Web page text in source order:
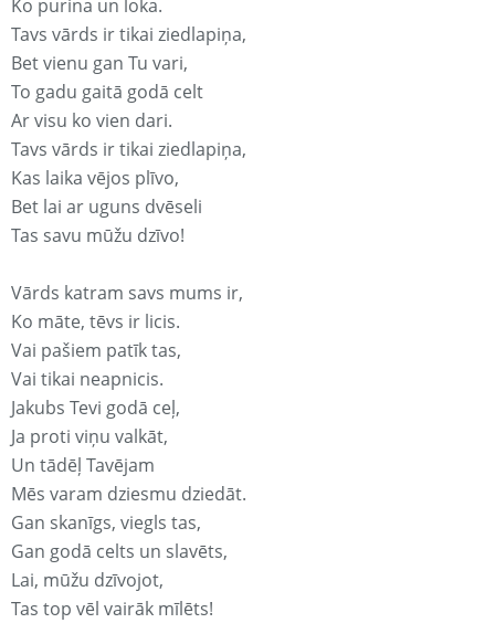
Ko purina un loka.
Tavs vārds ir tikai ziedlapiņa,
Bet vienu gan Tu vari,
To gadu gaitā godā celt
Ar visu ko vien dari.
Tavs vārds ir tikai ziedlapiņa,
Kas laika vējos plīvo,
Bet lai ar uguns dvēseli
Tas savu mūžu dzīvo!
Vārds katram savs mums ir,
Ko māte, tēvs ir licis.
Vai pašiem patīk tas,
Vai tikai neapnicis.
Jakubs Tevi godā ceļ,
Ja proti viņu valkāt,
Un tādēļ Tavējam
Mēs varam dziesmu dziedāt.
Gan skanīgs, viegls tas,
Gan godā celts un slavēts,
Lai, mūžu dzīvojot,
Tas top vēl vairāk mīlēts!